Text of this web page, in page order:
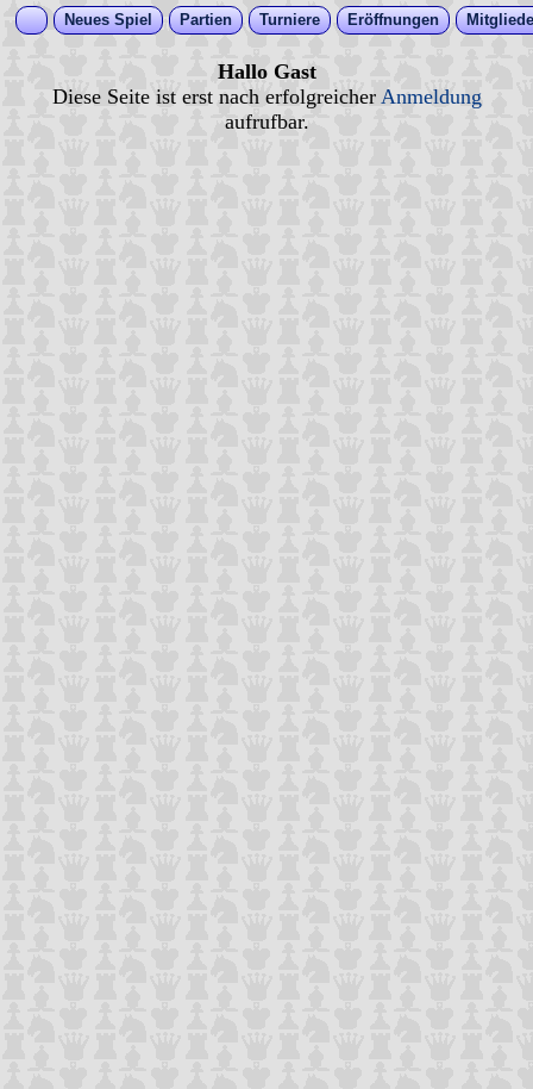
Neues Spiel Partien Turniere Eröffnungen
Hallo Gast
Diese Seite ist erst nach erfolgreicher Anmeldung
aufrufbar.